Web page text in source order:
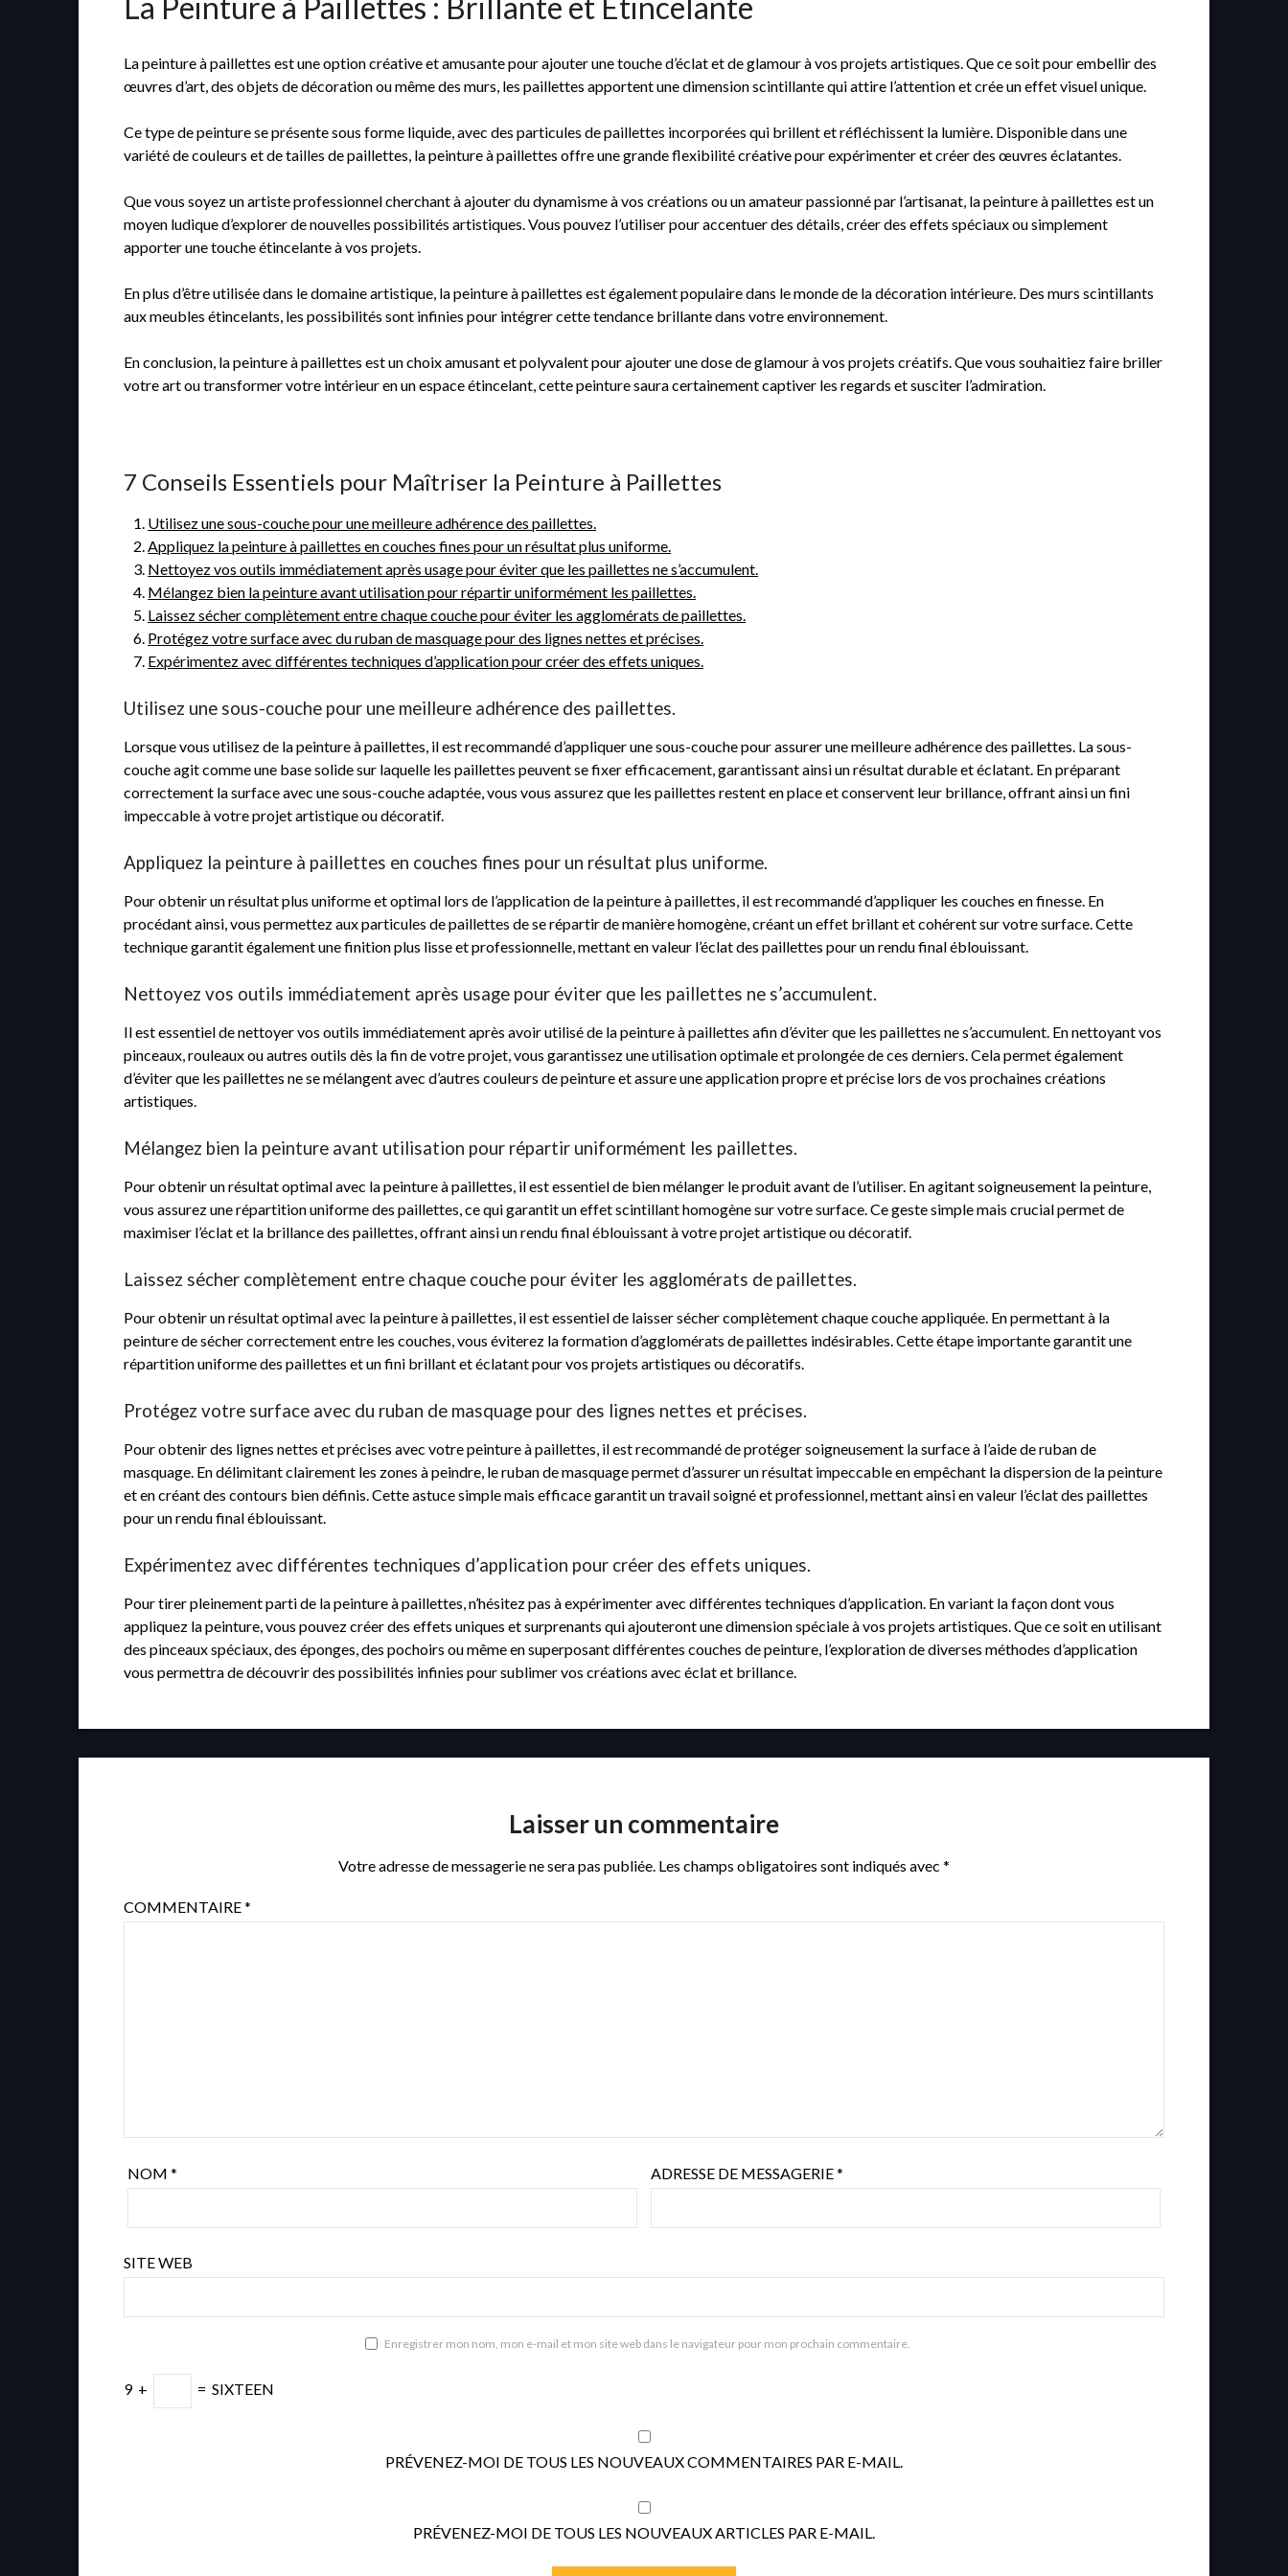
La peinture à paillettes est une option créative et amusante pour ajouter une touche d’éclat et de glamour à vos projets artistiques. Que ce soit pour embellir des
œuvres d’art, des objets de décoration ou même des murs, les paillettes apportent une dimension scintillante qui attire l’attention et crée un effet visuel unique.
Ce type de peinture se présente sous forme liquide, avec des particules de paillettes incorporées qui brillent et réfléchissent la lumière. Disponible dans une
variété de couleurs et de tailles de paillettes, la peinture à paillettes offre une grande flexibilité créative pour expérimenter et créer des œuvres éclatantes.
Que vous soyez un artiste professionnel cherchant à ajouter du dynamisme à vos créations ou un amateur passionné par l’artisanat, la peinture à paillettes est un
moyen ludique d’explorer de nouvelles possibilités artistiques. Vous pouvez l’utiliser pour accentuer des détails, créer des effets spéciaux ou simplement
apporter une touche étincelante à vos projets.
En plus d’être utilisée dans le domaine artistique, la peinture à paillettes est également populaire dans le monde de la décoration intérieure. Des murs scintillants
aux meubles étincelants, les possibilités sont infinies pour intégrer cette tendance brillante dans votre environnement.
En conclusion, la peinture à paillettes est un choix amusant et polyvalent pour ajouter une dose de glamour à vos projets créatifs. Que vous souhaitiez faire briller
votre art ou transformer votre intérieur en un espace étincelant, cette peinture saura certainement captiver les regards et susciter l’admiration.
7 Conseils Essentiels pour Maîtriser la Peinture à Paillettes
Utilisez une sous-couche pour une meilleure adhérence des paillettes.
Appliquez la peinture à paillettes en couches fines pour un résultat plus uniforme.
Nettoyez vos outils immédiatement après usage pour éviter que les paillettes ne s’accumulent.
Mélangez bien la peinture avant utilisation pour répartir uniformément les paillettes.
Laissez sécher complètement entre chaque couche pour éviter les agglomérats de paillettes.
Protégez votre surface avec du ruban de masquage pour des lignes nettes et précises.
Expérimentez avec différentes techniques d’application pour créer des effets uniques.
Utilisez une sous-couche pour une meilleure adhérence des paillettes.
Lorsque vous utilisez de la peinture à paillettes, il est recommandé d’appliquer une sous-couche pour assurer une meilleure adhérence des paillettes. La sous-
couche agit comme une base solide sur laquelle les paillettes peuvent se fixer efficacement, garantissant ainsi un résultat durable et éclatant. En préparant
correctement la surface avec une sous-couche adaptée, vous vous assurez que les paillettes restent en place et conservent leur brillance, offrant ainsi un fini
impeccable à votre projet artistique ou décoratif.
Appliquez la peinture à paillettes en couches fines pour un résultat plus uniforme.
Pour obtenir un résultat plus uniforme et optimal lors de l’application de la peinture à paillettes, il est recommandé d’appliquer les couches en finesse. En
procédant ainsi, vous permettez aux particules de paillettes de se répartir de manière homogène, créant un effet brillant et cohérent sur votre surface. Cette
technique garantit également une finition plus lisse et professionnelle, mettant en valeur l’éclat des paillettes pour un rendu final éblouissant.
Nettoyez vos outils immédiatement après usage pour éviter que les paillettes ne s’accumulent.
Il est essentiel de nettoyer vos outils immédiatement après avoir utilisé de la peinture à paillettes afin d’éviter que les paillettes ne s’accumulent. En nettoyant vos
pinceaux, rouleaux ou autres outils dès la fin de votre projet, vous garantissez une utilisation optimale et prolongée de ces derniers. Cela permet également
d’éviter que les paillettes ne se mélangent avec d’autres couleurs de peinture et assure une application propre et précise lors de vos prochaines créations
artistiques.
Mélangez bien la peinture avant utilisation pour répartir uniformément les paillettes.
Pour obtenir un résultat optimal avec la peinture à paillettes, il est essentiel de bien mélanger le produit avant de l’utiliser. En agitant soigneusement la peinture,
vous assurez une répartition uniforme des paillettes, ce qui garantit un effet scintillant homogène sur votre surface. Ce geste simple mais crucial permet de
maximiser l’éclat et la brillance des paillettes, offrant ainsi un rendu final éblouissant à votre projet artistique ou décoratif.
Laissez sécher complètement entre chaque couche pour éviter les agglomérats de paillettes.
Pour obtenir un résultat optimal avec la peinture à paillettes, il est essentiel de laisser sécher complètement chaque couche appliquée. En permettant à la
peinture de sécher correctement entre les couches, vous éviterez la formation d’agglomérats de paillettes indésirables. Cette étape importante garantit une
répartition uniforme des paillettes et un fini brillant et éclatant pour vos projets artistiques ou décoratifs.
Protégez votre surface avec du ruban de masquage pour des lignes nettes et précises.
Pour obtenir des lignes nettes et précises avec votre peinture à paillettes, il est recommandé de protéger soigneusement la surface à l’aide de ruban de
masquage. En délimitant clairement les zones à peindre, le ruban de masquage permet d’assurer un résultat impeccable en empêchant la dispersion de la peinture
et en créant des contours bien définis. Cette astuce simple mais efficace garantit un travail soigné et professionnel, mettant ainsi en valeur l’éclat des paillettes
pour un rendu final éblouissant.
Expérimentez avec différentes techniques d’application pour créer des effets uniques.
Pour tirer pleinement parti de la peinture à paillettes, n’hésitez pas à expérimenter avec différentes techniques d’application. En variant la façon dont vous
appliquez la peinture, vous pouvez créer des effets uniques et surprenants qui ajouteront une dimension spéciale à vos projets artistiques. Que ce soit en utilisant
des pinceaux spéciaux, des éponges, des pochoirs ou même en superposant différentes couches de peinture, l’exploration de diverses méthodes d’application
vous permettra de découvrir des possibilités infinies pour sublimer vos créations avec éclat et brillance.
Laisser un commentaire
Votre adresse de messagerie ne sera pas publiée. Les champs obligatoires sont indiqués avec *
COMMENTAIRE*
NOM* ADRESSE DE MESSAGERIE*
SITE WEB
Enregistrer mon nom, mon e-mail et mon site web dans le navigateur pour mon prochain commentaire.
9 + = SIXTEEN
PRÉVENEZ-MOI DE TOUS LES NOUVEAUX COMMENTAIRES PAR E-MAIL.
PRÉVENEZ-MOI DE TOUS LES NOUVEAUX ARTICLES PAR E-MAIL.